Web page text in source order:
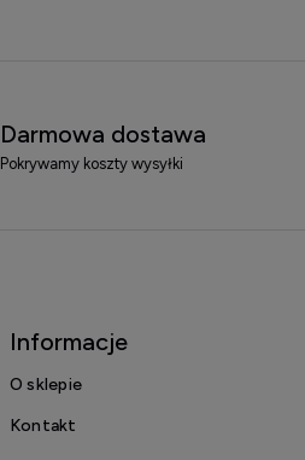
Darmowa dostawa
Pokrywamy koszty wysyłki
Informacje
O sklepie
Kontakt